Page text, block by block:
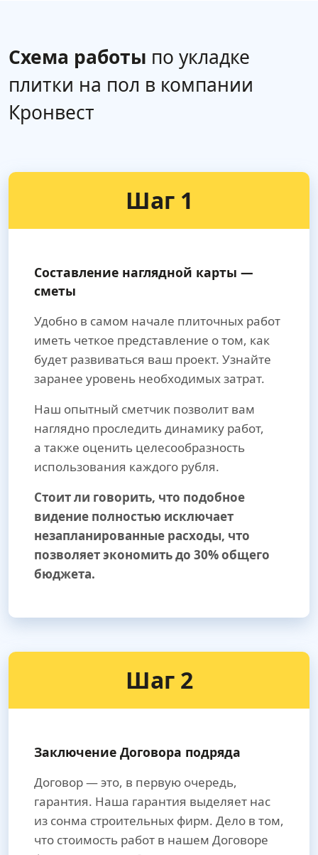
Схема работы по укладке
плитки на пол в компании
Кронвест
Шаг 1
Составление наглядной карты —
сметы
Удобно в самом начале плиточных работ
иметь четкое представление о том, как
будет развиваться ваш проект. Узнайте
заранее уровень необходимых затрат.
Наш опытный сметчик позволит вам
наглядно проследить динамику работ,
а также оценить целесообразность
использования каждого рубля.
Стоит ли говорить, что подобное
видение полностью исключает
незапланированные расходы, что
позволяет экономить до 30% общего
бюджета.
Шаг 2
Заключение Договора подряда
Договор — это, в первую очередь,
гарантия. Наша гарантия выделяет нас
из сонма строительных фирм. Дело в том,
что стоимость работ в нашем Договоре